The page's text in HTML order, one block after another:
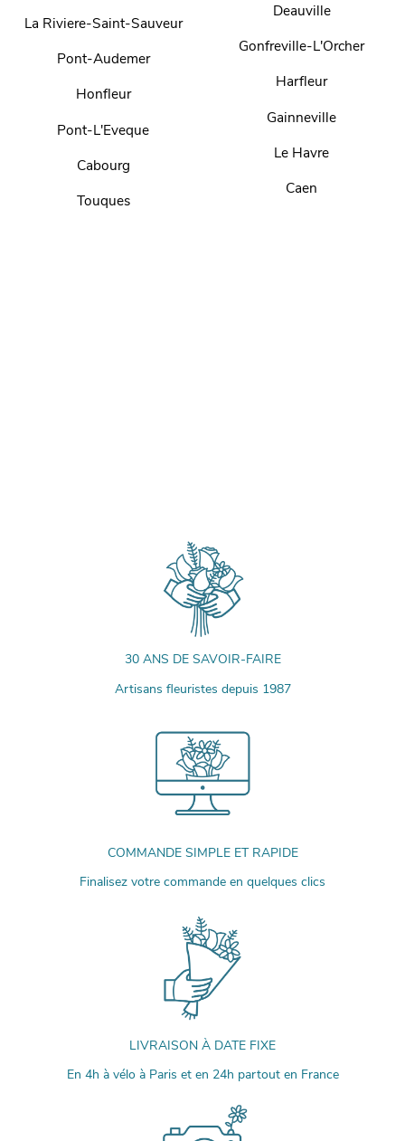
La Riviere-Saint-Sauveur
Pont-Audemer
Honfleur
Pont-L'Eveque
Cabourg
Touques
Deauville
Gonfreville-L'Orcher
Harfleur
Gainneville
Le Havre
Caen
30 ANS DE SAVOIR-FAIRE
Artisans fleuristes depuis 1987
COMMANDE SIMPLE ET RAPIDE
Finalisez votre commande en quelques clics
LIVRAISON À DATE FIXE
En 4h à vélo à Paris et en 24h partout en France